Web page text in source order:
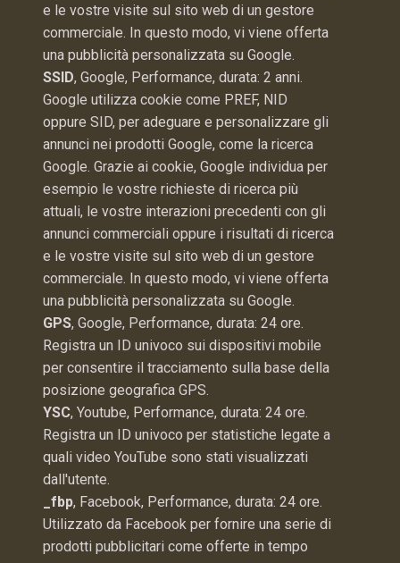
e le vostre visite sul sito web di un gestore
commerciale. In questo modo, vi viene offerta
una pubblicità personalizzata su Google.
SSID, Google, Performance, durata: 2 anni.
Google utilizza cookie come PREF, NID
oppure SID, per adeguare e personalizzare gli
annunci nei prodotti Google, come la ricerca
Google. Grazie ai cookie, Google individua per
esempio le vostre richieste di ricerca più
attuali, le vostre interazioni precedenti con gli
annunci commerciali oppure i risultati di ricerca
e le vostre visite sul sito web di un gestore
commerciale. In questo modo, vi viene offerta
una pubblicità personalizzata su Google.
GPS, Google, Performance, durata: 24 ore.
Registra un ID univoco sui dispositivi mobile
per consentire il tracciamento sulla base della
posizione geografica GPS.
YSC, Youtube, Performance, durata: 24 ore.
Registra un ID univoco per statistiche legate a
quali video YouTube sono stati visualizzati
dall'utente.
_fbp, Facebook, Performance, durata: 24 ore.
Utilizzato da Facebook per fornire una serie di
prodotti pubblicitari come offerte in tempo